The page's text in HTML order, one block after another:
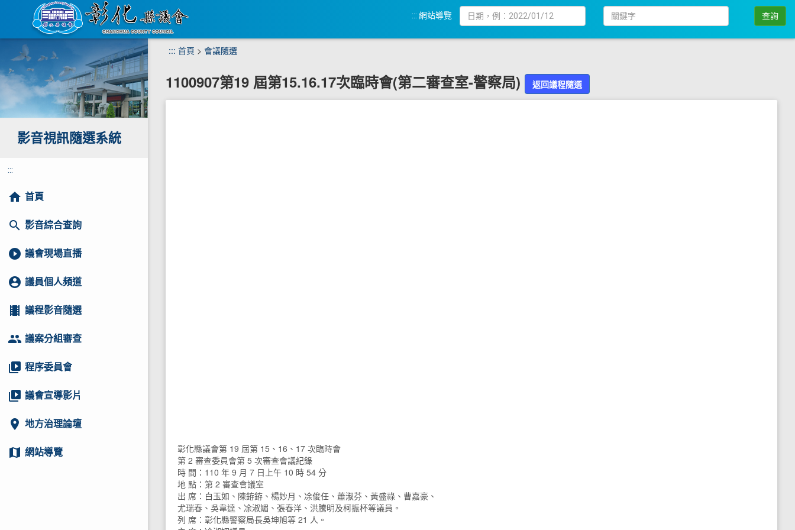
主
要
容
區
::: 網站導覽
期
鍵
查詢
影音視訊隨選系統
:::
home 首頁
search 影音綜合查詢
play_circle_filled 議會現場直播
account_circle 議員個人頻道
local_movies 議程影音隨選
group 議案分組審查
video_library 程序委員會
video_library 議會宣導影片
location_on 地方治理論壇
map 網站導覽
::: 首頁 > 會議隨選
1100907第19 屆第15.16.17次臨時會(第二審查室-警察局) 返回議程隨選
彰化縣議會第 19 屆第 15、16、17 次臨時會
第 2 審查委員會第 5 次審查會議紀錄
時 間：110 年 9 月 7 日上午 10 時 54 分
地 點：第 2 審查會議室
出 席：白玉如、陳銌銌、楊妙月、凃俊任、蕭淑芬、黃盛祿、曹嘉豪、
尤瑞春、吳韋達、凃淑媚、張春洋、洪騰明及柯振杯等議員。
列 席：彰化縣警察局長吳坤旭等 21 人。